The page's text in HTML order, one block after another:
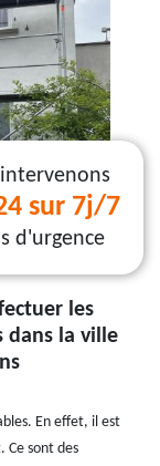
sur 7j/7
d'urgence
les
dans la ville
En effet, il est
Ce sont des